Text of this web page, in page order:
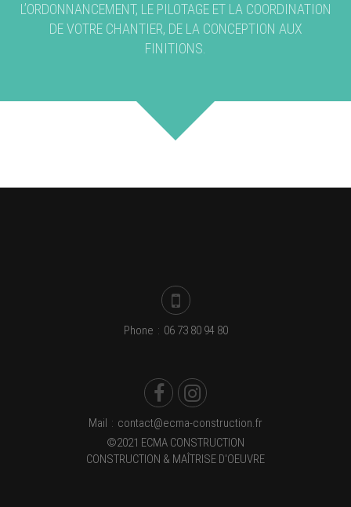
L’ORDONNANCEMENT, LE PILOTAGE ET LA COORDINATION
DE VOTRE CHANTIER, DE LA CONCEPTION AUX
FINITIONS.
Phone : 06 73 80 94 80
Mail : contact@ecma-construction.fr
©2021 ECMA CONSTRUCTION
CONSTRUCTION & MAÎTRISE D'OEUVRE